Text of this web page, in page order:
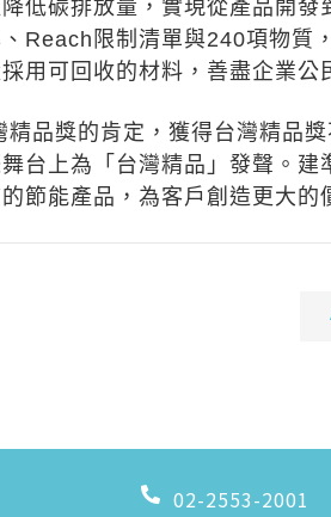
低碳排放量，實現從產品開
Reach限制清單與240項物質
用可回收的材料，善盡企業公
精品獎的肯定，獲得台灣精品
台上為「台灣精品」發聲。
節能產品，為客戶創造更大的
02-2553-2001